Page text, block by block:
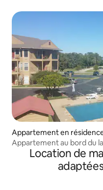
Appartement en
Appartement au bord du
Location de